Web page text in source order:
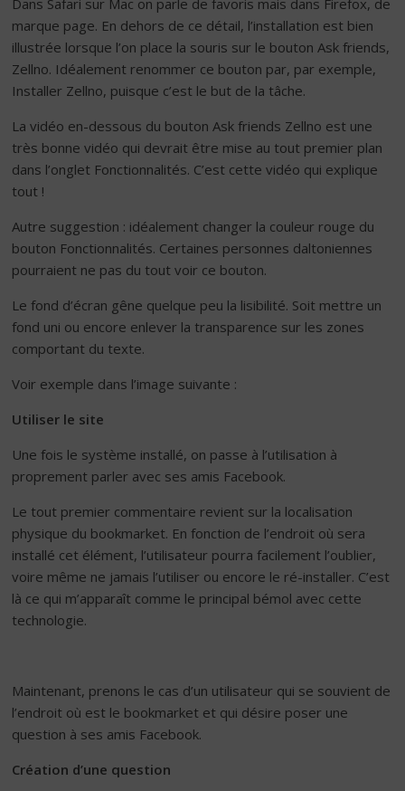
Dans Safari sur Mac on parle de favoris mais dans Firefox, de
marque page. En dehors de ce détail, l’installation est bien
illustrée lorsque l’on place la souris sur le bouton Ask friends,
Zellno. Idéalement renommer ce bouton par, par exemple,
Installer Zellno, puisque c’est le but de la tâche.
La vidéo en-dessous du bouton Ask friends Zellno est une
très bonne vidéo qui devrait être mise au tout premier plan
dans l’onglet Fonctionnalités. C’est cette vidéo qui explique
tout !
Autre suggestion : idéalement changer la couleur rouge du
bouton Fonctionnalités. Certaines personnes daltoniennes
pourraient ne pas du tout voir ce bouton.
Le fond d’écran gêne quelque peu la lisibilité. Soit mettre un
fond uni ou encore enlever la transparence sur les zones
comportant du texte.
Voir exemple dans l’image suivante :
Utiliser le site
Une fois le système installé, on passe à l’utilisation à
proprement parler avec ses amis Facebook.
Le tout premier commentaire revient sur la localisation
physique du bookmarket. En fonction de l’endroit où sera
installé cet élément, l’utilisateur pourra facilement l’oublier,
voire même ne jamais l’utiliser ou encore le ré-installer. C’est
là ce qui m’apparaît comme le principal bémol avec cette
technologie.
Maintenant, prenons le cas d’un utilisateur qui se souvient de
l’endroit où est le bookmarket et qui désire poser une
question à ses amis Facebook.
Création d’une question